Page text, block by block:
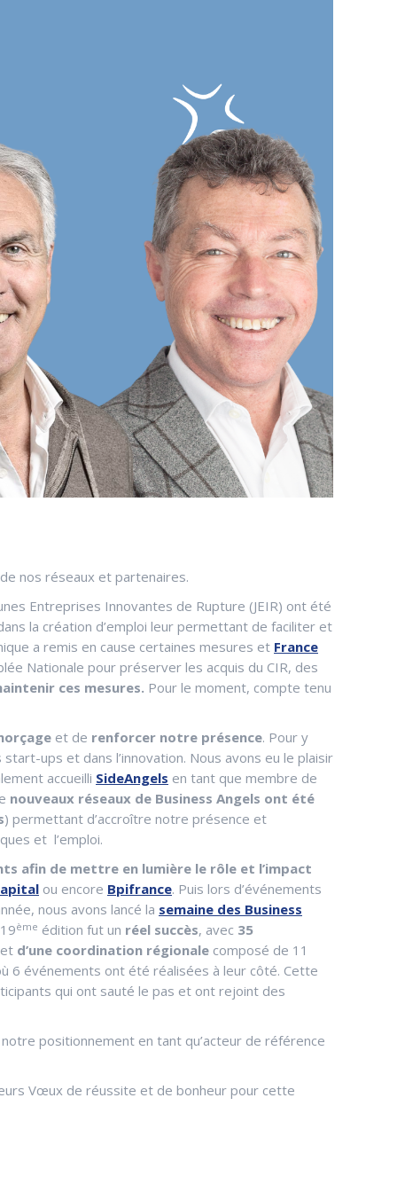
nos réseaux et partenaires.
Entreprises Innovantes de Rupture (JEIR) ont été
la création d’emploi leur permettant de faciliter et
a remis en cause certaines mesures et France
Nationale pour préserver les acquis du CIR, des
ces mesures. Pour le moment, compte tenu
et de renforcer notre présence. Pour y
ups et dans l’innovation. Nous avons eu le plaisir
accueilli SideAngels en tant que membre de
nouveaux réseaux de Business Angels ont été
) permettant d’accroître notre présence et
et l’emploi.
afin de mettre en lumière le rôle et l’impact
ou encore Bpifrance. Puis lors d’événements
nous avons lancé la semaine des Business
ème édition fut un réel succès, avec 35
et d’une coordination régionale composé de 11
6 événements ont été réalisées à leur côté. Cette
qui ont sauté le pas et ont rejoint des
positionnement en tant qu’acteur de référence
Vœux de réussite et de bonheur pour cette